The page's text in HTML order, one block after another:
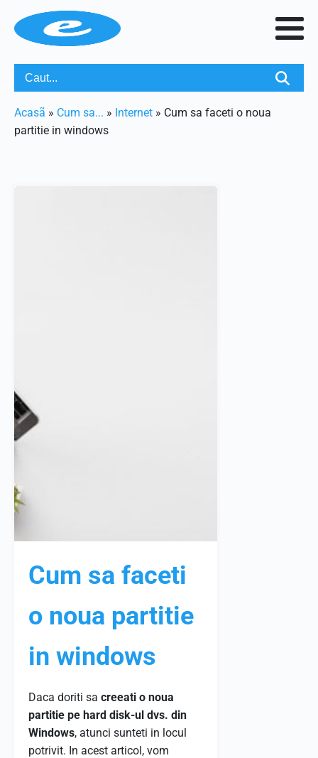
Acasã » Cum sa... » Internet » Cum sa faceti o noua
partitie in windows
Cum sa faceti
o noua partitie
in windows
Daca doriti sa creeati o noua
partitie pe hard disk-ul dvs. din
Windows, atunci sunteti in locul
potrivit. In acest articol, vom